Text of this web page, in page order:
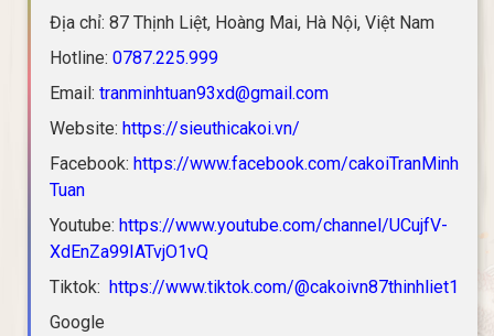
Địa chỉ: 87 Thịnh Liệt, Hoàng Mai, Hà Nội, Việt Nam
Hotline: 0787.225.999
Email: tranminhtuan93xd@gmail.com
Website: https://sieuthicakoi.vn/
Facebook: https://www.facebook.com/cakoiTranMinh
Tuan
Youtube: https://www.youtube.com/channel/UCujfV-
XdEnZa99IATvjO1vQ
Tiktok: https://www.tiktok.com/@cakoivn87thinhliet1
Google